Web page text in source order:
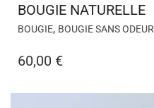
BOUGIE NATURELLE
BOUGIE, BOUGIE SANS ODEUR
60,00 €